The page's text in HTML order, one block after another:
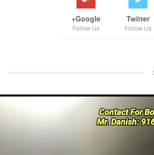
Twitter
Follow Us
Google+
Follow Us